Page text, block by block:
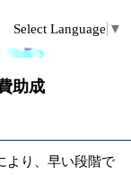
Select Language ▼
助成
より、早い段階で